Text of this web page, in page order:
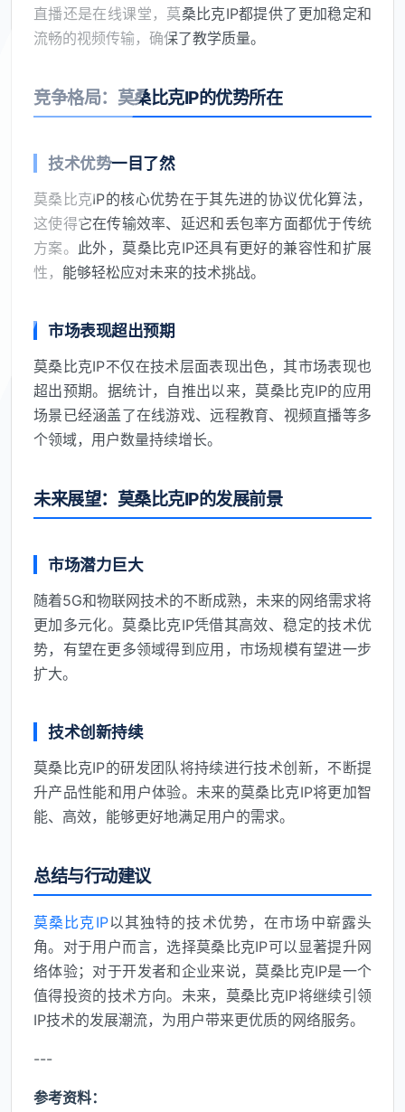
直播还是在线课堂，莫桑比克IP都提供了更加稳定和
流畅的视频传输，确保了教学质量。
竞争格局：莫桑比克IP的优势所在
技术优势一目了然
莫桑比克IP的核心优势在于其先进的协议优化算法，
这使得它在传输效率、延迟和丢包率方面都优于传统
方案。此外，莫桑比克IP还具有更好的兼容性和扩展
性，能够轻松应对未来的技术挑战。
市场表现超出预期
莫桑比克IP不仅在技术层面表现出色，其市场表现也
超出预期。据统计，自推出以来，莫桑比克IP的应用
场景已经涵盖了在线游戏、远程教育、视频直播等多
个领域，用户数量持续增长。
未来展望：莫桑比克IP的发展前景
市场潜力巨大
随着5G和物联网技术的不断成熟，未来的网络需求将
更加多元化。莫桑比克IP凭借其高效、稳定的技术优
势，有望在更多领域得到应用，市场规模有望进一步
扩大。
技术创新持续
莫桑比克IP的研发团队将持续进行技术创新，不断提
升产品性能和用户体验。未来的莫桑比克IP将更加智
能、高效，能够更好地满足用户的需求。
总结与行动建议
莫桑比克IP以其独特的技术优势，在市场中崭露头
角。对于用户而言，选择莫桑比克IP可以显著提升网
络体验；对于开发者和企业来说，莫桑比克IP是一个
值得投资的技术方向。未来，莫桑比克IP将继续引领
IP技术的发展潮流，为用户带来更优质的网络服务。
---
参考资料：